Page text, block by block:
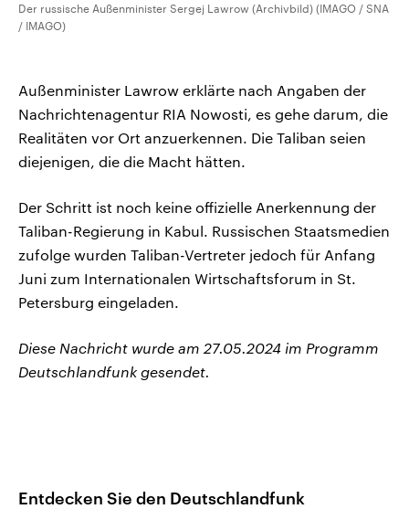
Der russische Außenminister Sergej Lawrow (Archivbild) (IMAGO / SNA
/ IMAGO)
Außenminister Lawrow erklärte nach Angaben der
Nachrichtenagentur RIA Nowosti, es gehe darum, die
Realitäten vor Ort anzuerkennen. Die Taliban seien
diejenigen, die die Macht hätten.
Der Schritt ist noch keine offizielle Anerkennung der
Taliban-Regierung in Kabul. Russischen Staatsmedien
zufolge wurden Taliban-Vertreter jedoch für Anfang
Juni zum Internationalen Wirtschaftsforum in St.
Petersburg eingeladen.
Diese Nachricht wurde am 27.05.2024 im Programm
Deutschlandfunk gesendet.
Entdecken Sie den Deutschlandfunk